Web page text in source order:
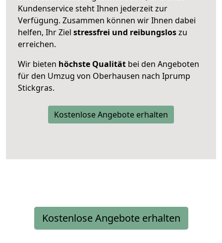
Kundenservice steht Ihnen jederzeit zur
Verfügung. Zusammen können wir Ihnen dabei
helfen, Ihr Ziel stressfrei und reibungsloszu
erreichen.
Wir bieten höchste Qualität bei den Angeboten
für den Umzug von Oberhausen nach Iprump
Stickgras.
Kostenlose Angebote erhalten
Kostenlose Angebote erhalten